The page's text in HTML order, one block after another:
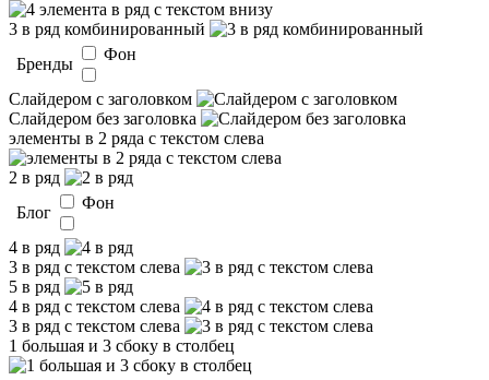
3 в ряд комбинированный
Бренды
Фон
Слайдером c заголовком
Слайдером без заголовка
элементы в 2 ряда с текстом слева
2 в ряд
Блог
Фон
4 в ряд
3 в ряд с текстом слева
5 в ряд
4 в ряд с текстом слева
3 в ряд с текстом слева
1 большая и 3 сбоку в столбец